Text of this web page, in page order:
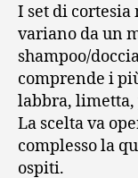
I set di cortesia
variano da un
shampoo/
comprende i
labbra, limetta,
La scelta va
complesso la
ospiti.